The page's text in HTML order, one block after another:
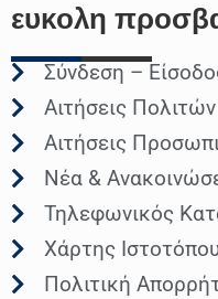
ευκολη
Σύνδεση –
Αιτήσεις Πολιτών
Αιτήσεις
Νέα &
Τηλεφωνικός
Χάρτης
Πολιτική